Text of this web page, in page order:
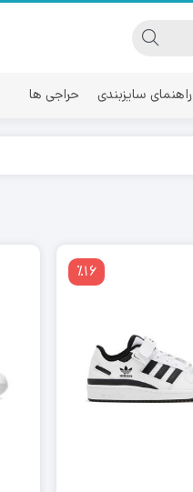
راهنمای سایزبندی حراجی ها
٪16